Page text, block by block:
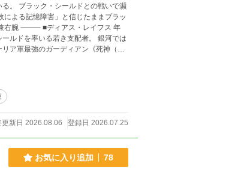
。 ブラック・シールドとの戦いで瀕
よる記憶障害」と信じたままブラッ
ア軍最強のガーディアン《死神（サ
更新日 2026.08.06 登録日 2026.07.25
お気に入り追加 78